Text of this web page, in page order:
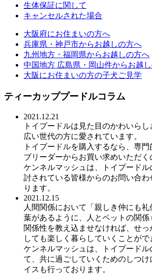
生体保証に関して
キャンセルされた場合
大阪府にお住まいの方へ
兵庫県・神戸市からお越しの方へ
九州地方・福岡県からお越しの方へ
中国地方 広島県・岡山件からお越
大阪にお住まいの方の子犬ご見学
ティーカッププードルコラム
2021.12.21
トイプードルは見た目のかわいら
広い世代の方に愛されています。
トイプードルを購入するなら、専
ブリーダーからお買い求めいただく
ケンネルマッシュは、トイプードル
討されている皆様からのお問い合わ
ります。
2021.12.15
人間関係において「親しき仲にも
葉があるように、人とペットの関
関係性を教え込ませなければ、せっ
しても楽しく暮らしていくことがで
ケンネルマッシュは、トイプードル
て、共に過ごしていくためのしつ
イスも行っております。